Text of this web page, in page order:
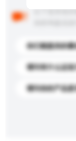
以下是其他
你们能提供的最
请问有什么运送
请问你的产品是